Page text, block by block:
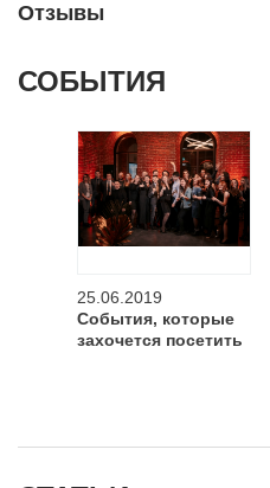
Отзывы
СОБЫТИЯ
25.06.2019
События, которые
захочется посетить